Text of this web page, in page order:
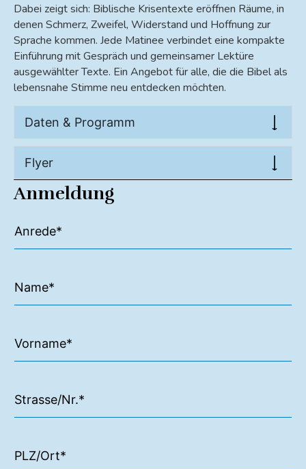
Dabei zeigt sich: Biblische Krisentexte eröffnen Räume, in
denen Schmerz, Zweifel, Widerstand und Hoffnung zur
Sprache kommen. Jede Matinee verbindet eine kompakte
Einführung mit Gespräch und gemeinsamer Lektüre
ausgewählter Texte. Ein Angebot für alle, die die Bibel als
lebensnahe Stimme neu entdecken möchten.
Daten & Programm
Flyer
Anmeldung